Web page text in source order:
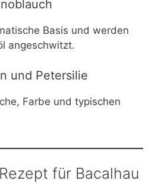
Basis und werden
angeschwitzt.
und Petersilie
Farbe und typischen
für Bacalhau